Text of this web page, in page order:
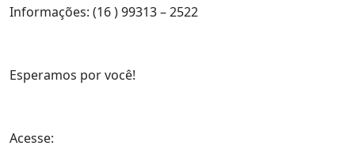
Informações: (16 ) 99313 – 2522
Esperamos por você!
Acesse: